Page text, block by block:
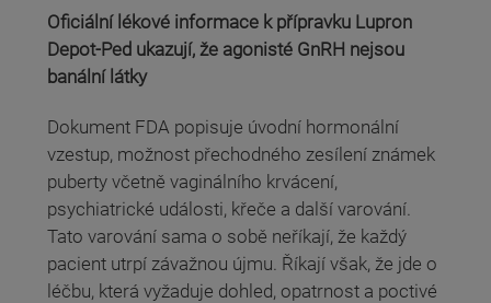
Oficiální lékové informace k přípravku Lupron
Depot-Ped ukazují, že agonisté GnRH nejsou
banální látky
Dokument FDA popisuje úvodní hormonální
vzestup, možnost přechodného zesílení známek
puberty včetně vaginálního krvácení,
psychiatrické události, křeče a další varování.
Tato varování sama o sobě neříkají, že každý
pacient utrpí závažnou újmu. Říkají však, že jde o
léčbu, která vyžaduje dohled, opatrnost a poctivé